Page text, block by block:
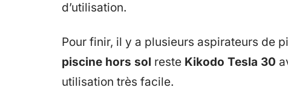
d’utilisation.
Pour finir, il y a plusieurs aspirateurs de
piscine hors sol res​​​te Kikodo Tesla 30
utilisation très facile.